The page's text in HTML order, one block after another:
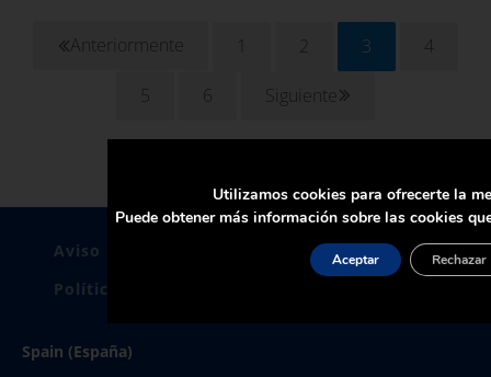
Anteriormente 1 Página
2 Página
3 Página
4
Página
5 6 Siguiente
Aviso Legal
Politica De Privacidad
Política de Cookies
Spain (España)
Utilizamos cookies para ofrecerte la
Puede obtener más información sobre las cookies
Aceptar Rechazar